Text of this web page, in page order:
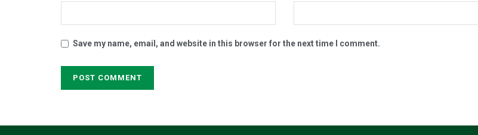
Save my name, email, and website in this browser for the next time I comment.